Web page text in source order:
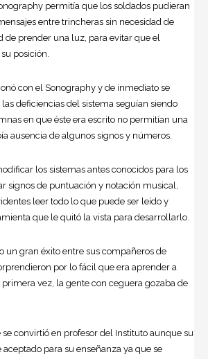
permitía que los soldados pudieran
entre trincheras sin necesidad de
de prender una luz, para evitar que el
posición.
con el Sonography y de inmediato se
deficiencias del sistema seguían siendo
en que éste era escrito no permitían una
ausencia de algunos signos y números.
los sistemas antes conocidos para los
signos de puntuación y notación musical,
leer todo lo que puede ser leído y
que le quitó la vista para desarrollarlo.
un gran éxito entre sus compañeros de
por lo fácil que era aprender a
vez, la gente con ceguera gozaba de
convirtió en profesor del Instituto aunque su
para su enseñanza ya que se